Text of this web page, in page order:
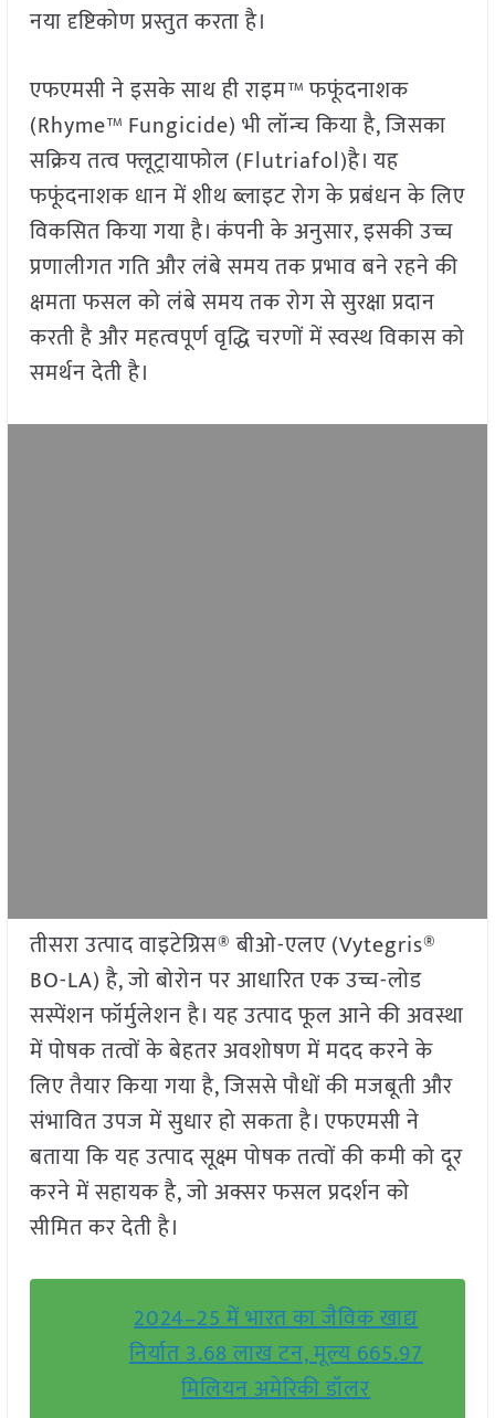
नया दृष्टिकोण प्रस्तुत करता है।
एफएमसी ने इसके साथ ही राइम™ फफूंदनाशक
(Rhyme™ Fungicide) भी लॉन्च किया है, जिसका
सक्रिय तत्व फ्लूट्रायाफोल (Flutriafol)है। यह
फफूंदनाशक धान में शीथ ब्लाइट रोग के प्रबंधन के लिए
विकसित किया गया है। कंपनी के अनुसार, इसकी उच्च
प्रणालीगत गति और लंबे समय तक प्रभाव बने रहने की
क्षमता फसल को लंबे समय तक रोग से सुरक्षा प्रदान
करती है और महत्वपूर्ण वृद्धि चरणों में स्वस्थ विकास को
समर्थन देती है।
तीसरा उत्पाद वाइटेग्रिस® बीओ-एलए (Vytegris®
BO-LA) है, जो बोरोन पर आधारित एक उच्च-लोड
सस्पेंशन फॉर्मुलेशन है। यह उत्पाद फूल आने की अवस्था
में पोषक तत्वों के बेहतर अवशोषण में मदद करने के
लिए तैयार किया गया है, जिससे पौधों की मजबूती और
संभावित उपज में सुधार हो सकता है। एफएमसी ने
बताया कि यह उत्पाद सूक्ष्म पोषक तत्वों की कमी को दूर
करने में सहायक है, जो अक्सर फसल प्रदर्शन को
सीमित कर देती है।
2024–25 में भारत का जैविक खाद्य
निर्यात 3.68 लाख टन, मूल्य 665.97
मिलियन अमेरिकी डॉलर